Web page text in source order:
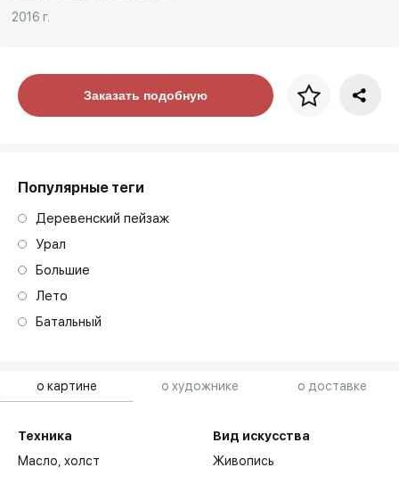
о картине о художнике о доставке
Техника
Масло,холст
Вид искусства
Живопись
2016 г.
Цена за багетЗаказать подобную
Популярные теги
Деревенский пейзаж
Урал
Большие
Лето
Батальный